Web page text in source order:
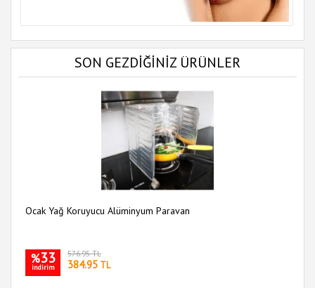
SON GEZDİĞİNİZ ÜRÜNLER
Ocak Yağ Koruyucu Alüminyum Paravan
%33
indirim
576.95 TL
384.95 TL